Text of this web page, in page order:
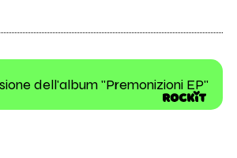
dell'album "Premonizioni EP"